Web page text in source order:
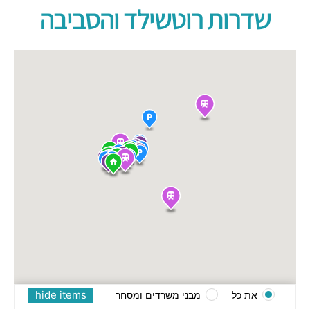
שדרות רוטשילד והסביבה
hide items את כל
מבני משרדים ומסחר